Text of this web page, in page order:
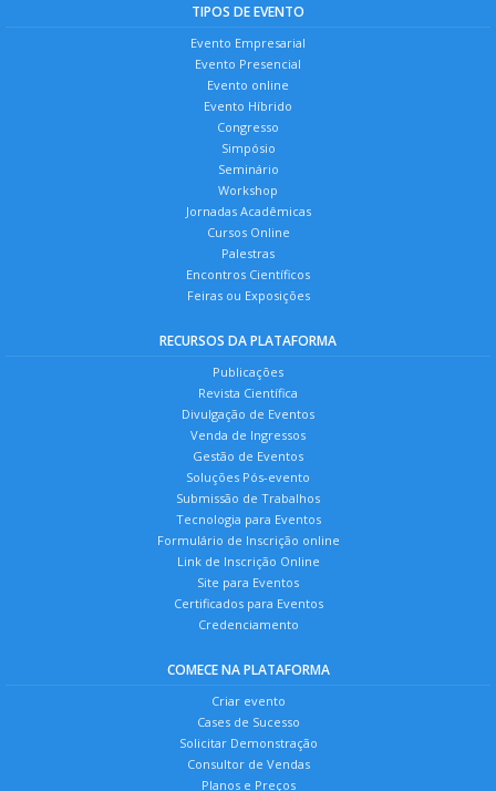
TIPOS DE EVENTO
Evento Empresarial
Evento Presencial
Evento online
Evento Híbrido
Congresso
Simpósio
Seminário
Workshop
Jornadas Acadêmicas
Cursos Online
Palestras
Encontros Científicos
Feiras ou Exposições
RECURSOS DA PLATAFORMA
Publicações
Revista Científica
Divulgação de Eventos
Venda de Ingressos
Gestão de Eventos
Soluções Pós-evento
Submissão de Trabalhos
Tecnologia para Eventos
Formulário de Inscrição online
Link de Inscrição Online
Site para Eventos
Certificados para Eventos
Credenciamento
COMECE NA PLATAFORMA
Criar evento
Cases de Sucesso
Solicitar Demonstração
Consultor de Vendas
Planos e Preços